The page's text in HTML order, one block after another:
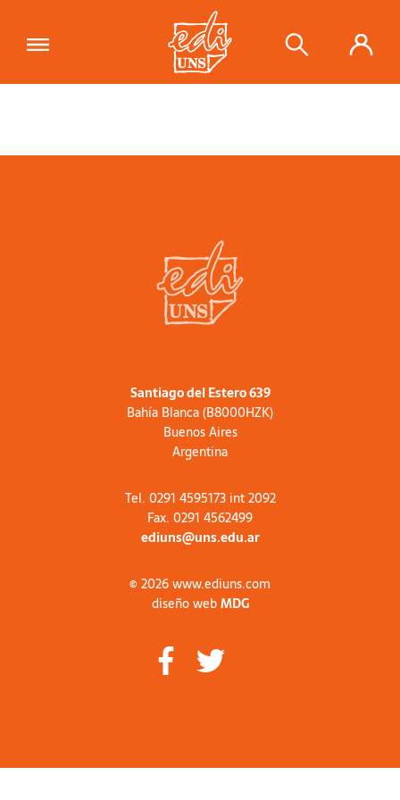
Santiago del Estero 639
Bahía Blanca (B8000HZK)
Buenos Aires
Argentina
Tel. 0291 4595173 int 2092
Fax. 0291 4562499
ediuns@uns.edu.ar
© 2026 www.ediuns.com
diseño webMDG